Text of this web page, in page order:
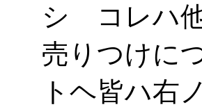
シ コレハ
売りつけに
トヘ皆ハ右